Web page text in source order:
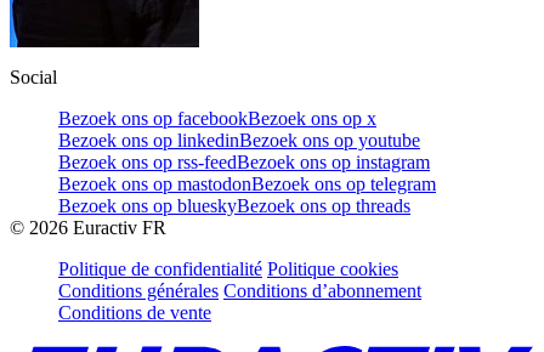
Social
Bezoek ons op facebookBezoek ons op x
Bezoek ons op linkedinBezoek ons op youtube
Bezoek ons op rss-feedBezoek ons op instagram
Bezoek ons op mastodonBezoek ons op telegram
Bezoek ons op blueskyBezoek ons op threads
© 2026 Euractiv FR
Politique de confidentialité Politique cookies
Conditions générales Conditions d’abonnement
Conditions de vente